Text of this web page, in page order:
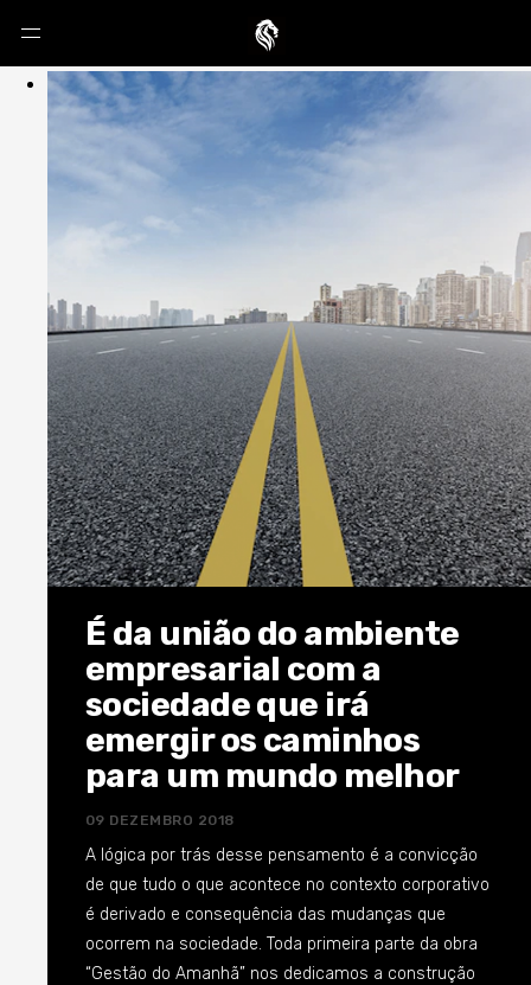
É da união do ambiente
empresarial com a
sociedade que irá
emergir os caminhos
para um mundo melhor
09 DEZEMBRO 2018
A lógica por trás desse pensamento é a convicção
de que tudo o que acontece no contexto corporativo
é derivado e consequência das mudanças que
ocorrem na sociedade. Toda primeira parte da obra
“Gestão do Amanhã” nos dedicamos a construção